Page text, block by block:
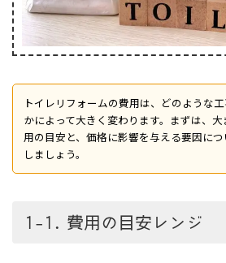
トイレリフォームの費用は、どのような工
かによって大きく変わります。まずは、大
用の目安と、価格に影響を与える要因に
しましょう。
1-1. 費用の目安レンジ